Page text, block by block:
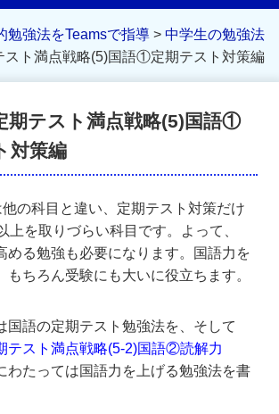
勉強法をTeamsで指導 > 中学生の勉強法
スト満点戦略(5)国語①定期テスト対策編
期テスト満点戦略(5)国語①
対策編
の科目と違い、定期テスト対策だけ
上を取りづらい科目です。よって、
める勉強も必要になります。国語力を
もちろん受験にも大いに役立ちます。
国語の定期テスト勉強法を、そして
テスト満点戦略(5-2)国語②読解力
わたっては国語力を上げる勉強法を書